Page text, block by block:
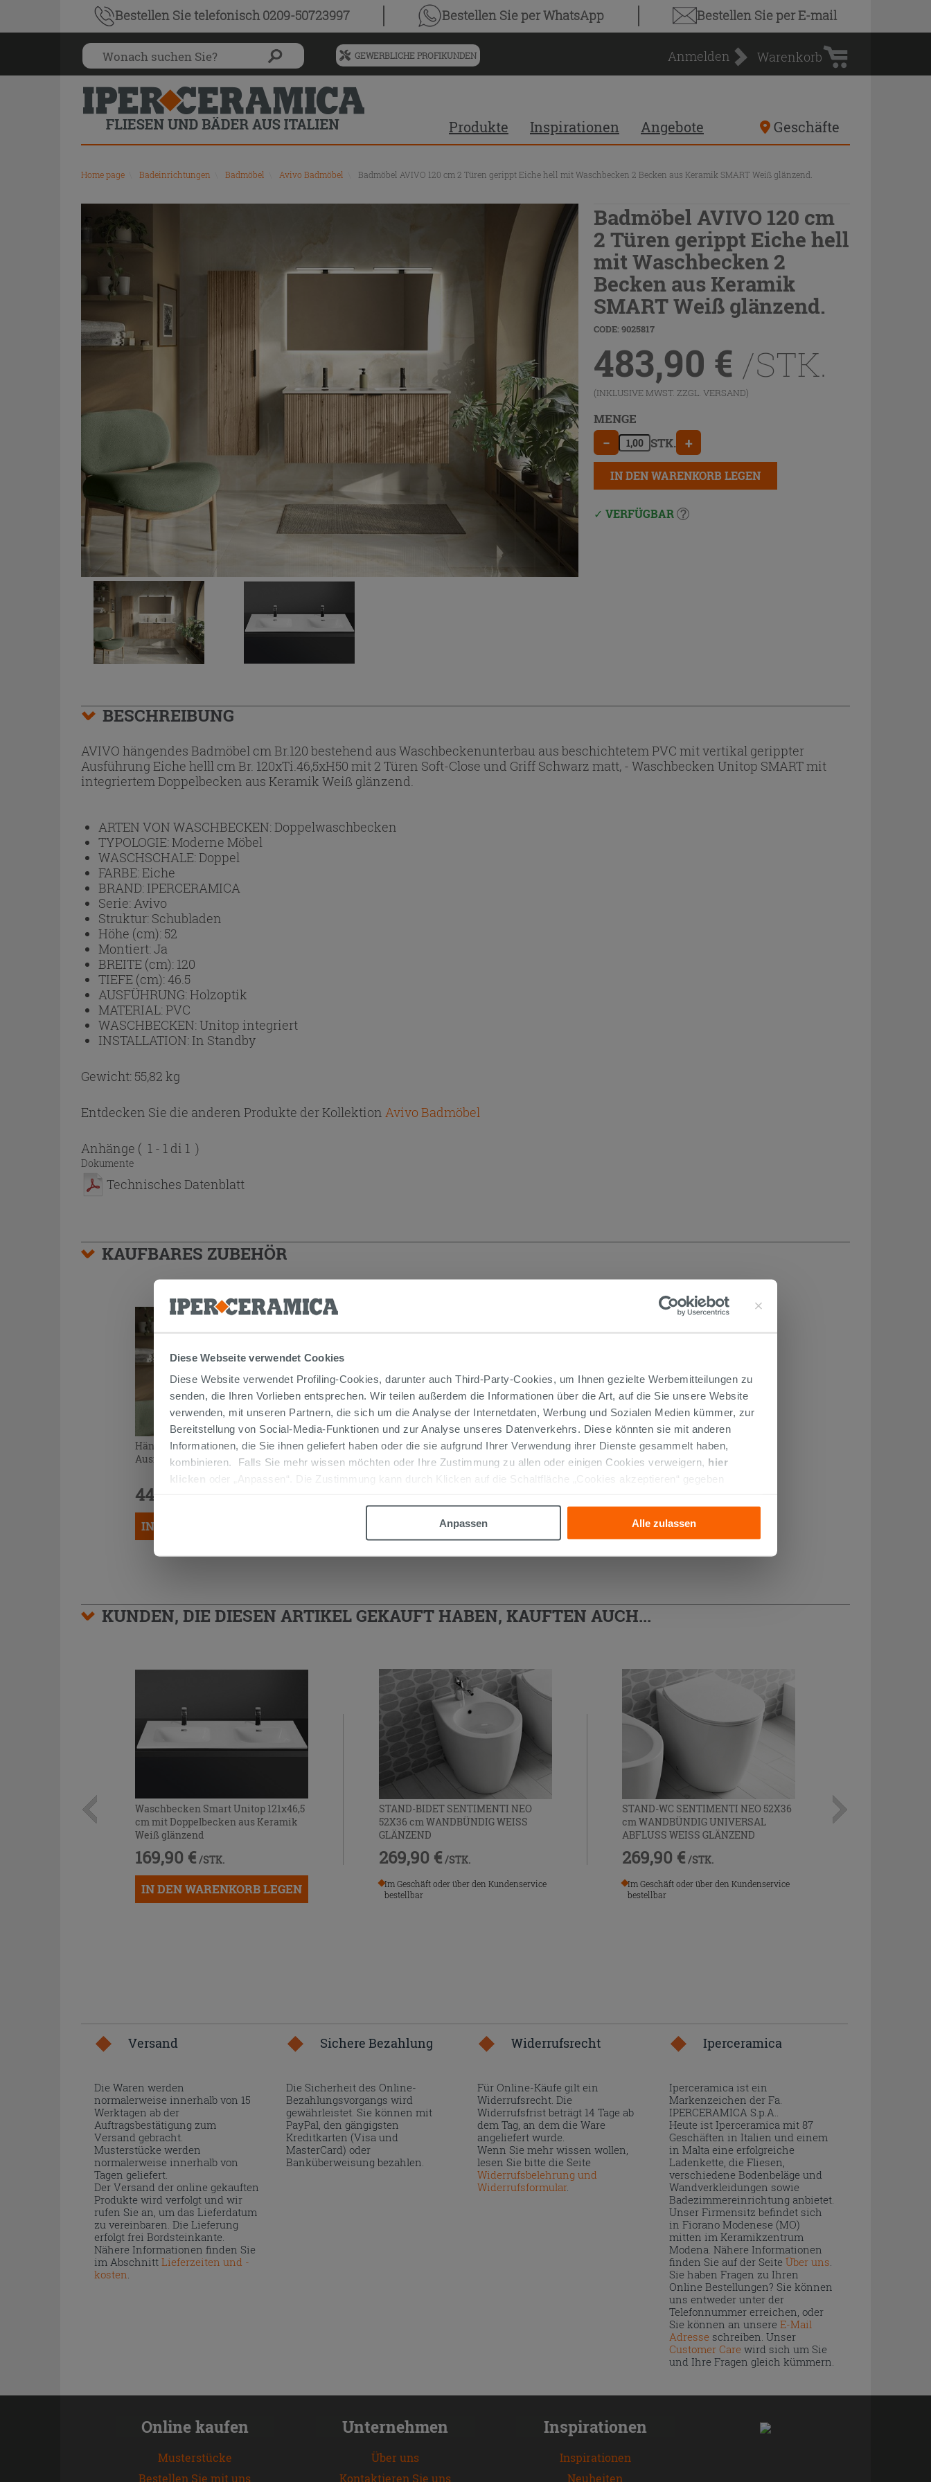
Diese Webseite verwendet Cookies
Diese Website verwendet Profiling-Cookies, darunter auch Third-Party-Cookies, um Ihnen gezielte Werbemitteilungen zu
senden, die Ihren Vorlieben entsprechen. Wir teilen außerdem die Informationen über die Art, auf die Sie unsere Website
verwenden, mit unseren Partnern, die sich um die Analyse der Internetdaten, Werbung und Sozialen Medien kümmer, zur
Bereitstellung von Social-Media-Funktionen und zur Analyse unseres Datenverkehrs. Diese könnten sie mit anderen
Informationen, die Sie ihnen geliefert haben oder die sie aufgrund Ihrer Verwendung ihrer Dienste gesammelt haben,
kombinieren. Falls Sie mehr wissen möchten oder Ihre Zustimmung zu allen oder einigen Cookies verweigern, hier
klicken
oder „Anpassen“. Die Zustimmung kann durch Klicken auf die Schaltfläche „Cookies akzeptieren“ gegeben
Anpassen
Alle zulassen
Bestellen Sietelefonisch 0209-50723997 Bestellen Sieper WhatsApp Bestellen Sieper E-mail
Menü
für
vorgeschlagenen
Siteinhalt
und
Suchprotokoll
GEWERBLICHE PROFIKUNDEN Anmelden
Warenkorb
Warenkorb
Produkte Inspirationen Angebote Geschäfte
Home page Badeinrichtungen Badmöbel Avivo Badmöbel Badmöbel AVIVO 120 cm 2 Türen gerippt Eiche hell mit Waschbecken 2 Becken aus Keramik SMART Weiß glänzend.
Badmöbel AVIVO 120 cm
2 Türen gerippt Eiche hell
mit Waschbecken 2
Becken aus Keramik
SMART Weiß glänzend.
CODE: 9025817
483,90 € /STK.
(INKLUSIVE MWST. ZZGL. VERSAND)
MENGE
− STK. +
IN DEN WARENKORB LEGEN
VERFÜGBAR
BESCHREIBUNG
AVIVO hängendes Badmöbel cm Br.120 bestehend aus Waschbeckenunterbau aus beschichtetem PVC mit vertikal gerippter
Ausführung Eiche helll cm Br. 120xTi.46,5xH50 mit 2 Türen Soft-Close und Griff Schwarz matt, - Waschbecken Unitop SMART mit
integriertem Doppelbecken aus Keramik Weiß glänzend.
ARTEN VON WASCHBECKEN:Doppelwaschbecken
TYPOLOGIE:Moderne Möbel
WASCHSCHALE:Doppel
FARBE:Eiche
BRAND: IPERCERAMICA
Serie: Avivo
Struktur: Schubladen
Höhe (cm): 52
Montiert:Ja
BREITE (cm): 120
TIEFE (cm):46.5
AUSFÜHRUNG:Holzoptik
MATERIAL:PVC
WASCHBECKEN:Unitop integriert
INSTALLATION: In Standby
Gewicht: 55,82 kg
Entdecken Sie die anderen Produkte der Kollektion Avivo Badmöbel
Anhänge ( 1 - 1 di 1 )
Dokumente
Technisches Datenblatt
KAUFBARES ZUBEHÖR
Hängeschrank AVIVO gerippte
Ausführung hell Eiche
449,90 €
IN DEN WARENKORB LEGEN
KUNDEN, DIE DIESEN ARTIKEL GEKAUFT HABEN, KAUFTEN AUCH...
Waschbecken Smart Unitop 121x46,5
cm mit Doppelbecken aus Keramik
Weiß glänzend
169,90 € /STK.
IN DEN WARENKORB LEGEN
STAND-BIDET SENTIMENTI NEO
52X36 cm WANDBÜNDIG WEISS
GLÄNZEND
269,90 € /STK.
Im Geschäft oder über den Kundenservice
bestellbar
STAND-WC SENTIMENTI NEO 52X36
cm WANDBÜNDIG UNIVERSAL
ABFLUSS WEISS GLÄNZEND
269,90 € /STK.
Im Geschäft oder über den Kundenservice
bestellbar
Versand
Die Waren werden
normalerweise innerhalb von 15
Werktagen ab der
Auftragsbestätigung zum
Versand gebracht.
Musterstücke werden
normalerweise innerhalb von
Tagen geliefert.
Der Versand der online gekauften
Produkte wird verfolgt und wir
rufen Sie an, um das Lieferdatum
zu vereinbaren. Die Lieferung
erfolgt frei Bordsteinkante.
Nähere Informationen finden Sie
im Abschnitt Lieferzeiten und -
kosten.
Sichere Bezahlung
Die Sicherheit des Online-
Bezahlungsvorgangs wird
gewährleistet. Sie können mit
PayPal, den gängigsten
Kreditkarten (Visa und
MasterCard) oder
Banküberweisung bezahlen.
Widerrufsrecht
Für Online-Käufe gilt ein
Widerrufsrecht. Die
Widerrufsfrist beträgt 14 Tage ab
dem Tag, an dem die Ware
angeliefert wurde.
Wenn Sie mehr wissen wollen,
lesen Sie bitte die Seite
Widerrufsbelehrung und
Widerrufsformular.
Iperceramica
Iperceramica ist ein
Markenzeichen der Fa.
IPERCERAMICA S.p.A..
Heute ist Iperceramica mit 87
Geschäften in Italien und einem
in Malta eine erfolgreiche
Ladenkette, die Fliesen,
verschiedene Bodenbeläge und
Wandverkleidungen sowie
Badezimmereinrichtung anbietet.
Unser Firmensitz befindet sich
in Fiorano Modenese (MO)
mitten im Keramikzentrum
Modena. Nähere Informationen
finden Sie auf der Seite Über uns.
Sie haben Fragen zu Ihren
Online Bestellungen? Sie können
uns entweder unter der
Telefonnummer erreichen, oder
Sie können an unsere E-Mail
Adresseschreiben. Unser
Customer Carewird sich um Sie
und Ihre Fragen gleich kümmern.
Online kaufen
Musterstücke
Bestellen Sie mit uns
Unternehmen
Über uns
Kontaktieren Sie uns
Inspirationen
Inspirationen
Neuheiten